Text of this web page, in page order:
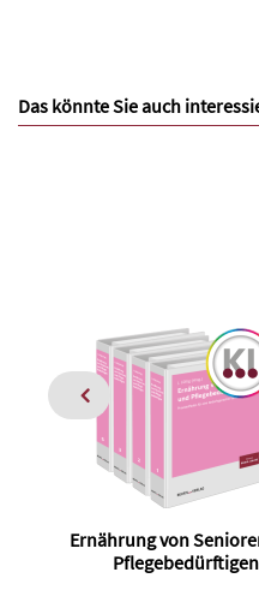
Das könnte Sie auch
Ernährung von
Pflegebedürftigen